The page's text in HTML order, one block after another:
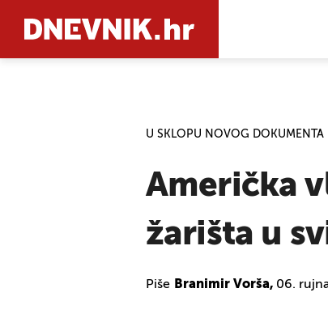
U SKLOPU NOVOG DOKUMENTA
Američka
žarišta u
Piše Branimir Vorša, 06.